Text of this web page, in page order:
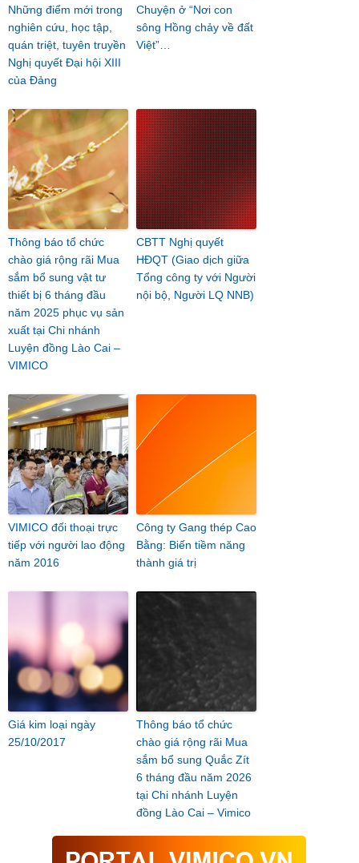
Những điểm mới trong
nghiên cứu, học tập,
quán triệt, tuyên truyền
Nghị quyết Đại hội XIII
của Đảng
Chuyện ở “Nơi con
sông Hồng chảy về đất
Việt”…
Thông báo tổ chức
chào giá rộng rãi Mua
sắm bổ sung vật tư
thiết bị 6 tháng đầu
năm 2025 phục vụ sản
xuất tại Chi nhánh
Luyện đồng Lào Cai –
VIMICO
CBTT Nghị quyết
HĐQT (Giao dịch giữa
Tổng công ty với Người
nội bộ, Người LQ NNB)
VIMICO đối thoại trực
tiếp với người lao động
năm 2016
Công ty Gang thép Cao
Bằng: Biến tiềm năng
thành giá trị
Giá kim loại ngày
25/10/2017
Thông báo tổ chức
chào giá rộng rãi Mua
sắm bổ sung Quắc Zít
6 tháng đầu năm 2026
tại Chi nhánh Luyện
đồng Lào Cai – Vimico